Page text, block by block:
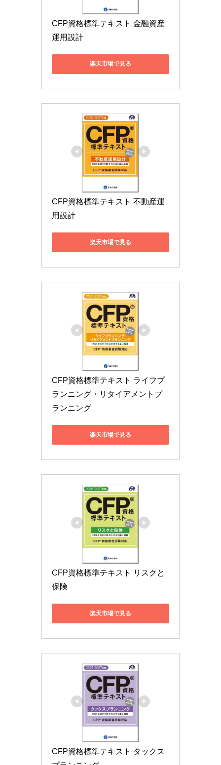
CFP資格標準テキスト 金融資産
運用設計
楽天市場で見る
CFP資格標準テキスト 不動産運
用設計
楽天市場で見る
CFP資格標準テキスト ライフプ
ランニング・リタイアメントプ
ランニング
楽天市場で見る
CFP資格標準テキスト リスクと
保険
楽天市場で見る
CFP資格標準テキスト タックス